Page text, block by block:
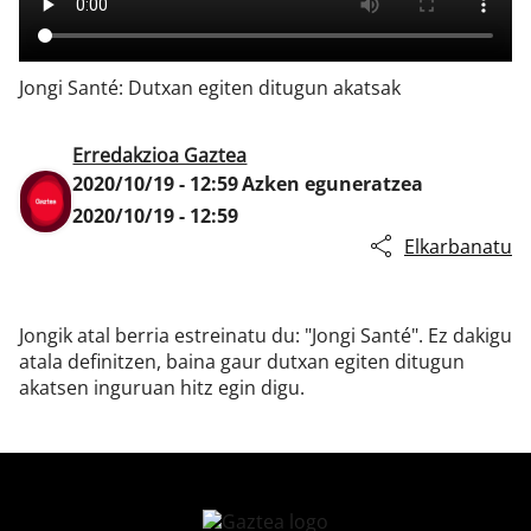
Klisk
Jongi Santé: Dutxan egiten ditugun akatsak
Erredakzioa Gaztea
2020/10/19 - 12:59Azken eguneratzea
2020/10/19 - 12:59
Elkarbanatu
Jongik atal berria estreinatu du: "Jongi Santé". Ez dakigu
atala definitzen, baina gaur dutxan egiten ditugun
akatsen inguruan hitz egin digu.